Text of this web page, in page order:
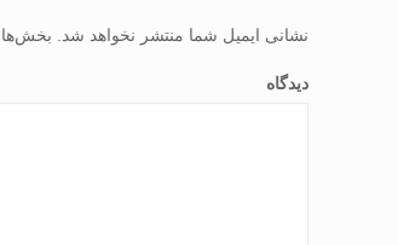
نشانی ایمیل شما منتشر نخواهد شد.
دیدگاه